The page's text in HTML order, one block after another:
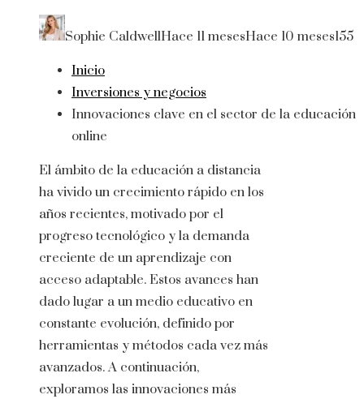
Sophie CaldwellHace 11 mesesHace 10 meses155
Inicio
Inversiones y negocios
Innovaciones clave en el sector de la educación
online
El ámbito de la educación a distancia
ha vivido un crecimiento rápido en los
años recientes, motivado por el
progreso tecnológico y la demanda
creciente de un aprendizaje con
acceso adaptable. Estos avances han
dado lugar a un medio educativo en
constante evolución, definido por
herramientas y métodos cada vez más
avanzados. A continuación,
exploramos las innovaciones más